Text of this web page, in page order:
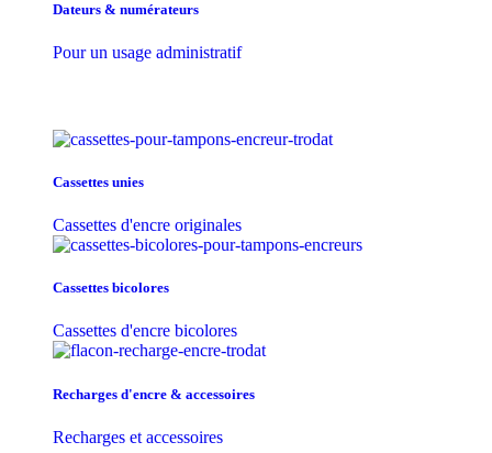
Dateurs & numérateurs
Pour un usage administratif
Cassettes unies
Cassettes d'encre originales
Cassettes bicolores
Cassettes d'encre bicolores
Recharges d'encre & accessoires
Recharges et accessoires